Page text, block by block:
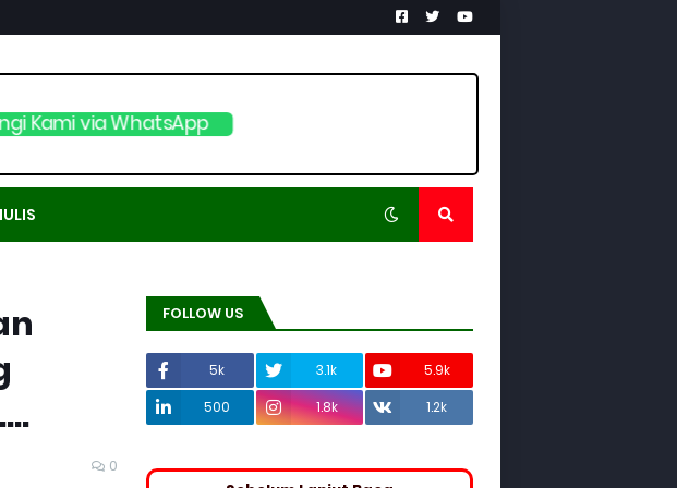
Kami via WhatsApp
0
FOLLOW US
5k 3.1k
5.9k
500
1.8k 1.2k